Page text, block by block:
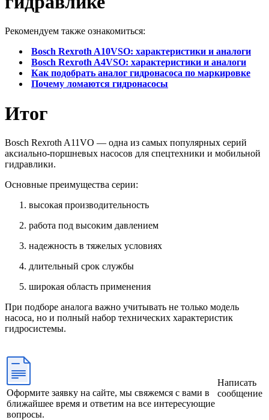
Рекомендуем также ознакомиться:
Bosch Rexroth A10VSO: характеристики и аналоги
Bosch Rexroth A4VSO: характеристики и аналоги
Как подобрать аналог гидронасоса по маркировке
Почему ломаются гидронасосы
Итог
Bosch Rexroth A11VO — одна из самых популярных серий
аксиально-поршневых насосов для спецтехники и мобильной
гидравлики.
Основные преимущества серии:
высокая производительность
работа под высоким давлением
надежность в тяжелых условиях
длительный срок службы
широкая область применения
При подборе аналога важно учитывать не только модель
насоса, но и полный набор технических характеристик
гидросистемы.
Оформите заявку на сайте, мы свяжемся с вами в
ближайшее время и ответим на все интересующие
вопросы.
Написать
сообщение